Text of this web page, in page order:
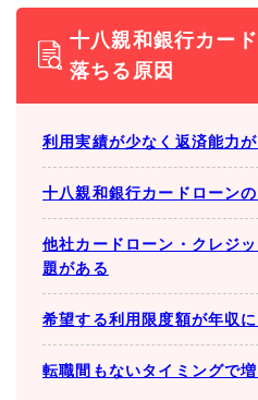
十八親和銀行カー
落ちる原因
利用実績が少なく返済能力
十八親和銀行カードローン
他社カードローン・クレジ
題がある
希望する利用限度額が年収
転職間もないタイミングで